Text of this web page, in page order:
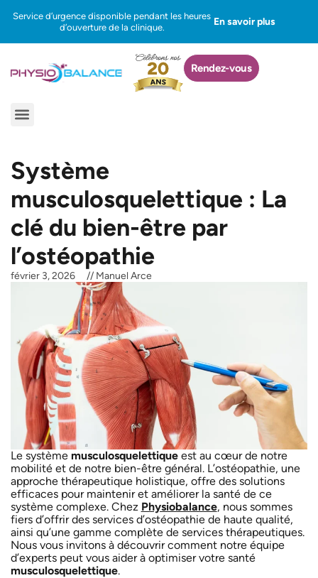
contenu
Service d’urgence disponible pendant les heures
d’ouverture de la clinique.
En savoir plus
Rendez-vous
Menu
Système
musculosquelettique : La
clé du bien-être par
l’ostéopathie
février 3, 2026 //Manuel Arce
Le système musculosquelettiqueest au cœur de notre
mobilité et de notre bien-être général. L’ostéopathie, une
approche thérapeutique holistique, offre des solutions
efficaces pour maintenir et améliorer la santé de ce
système complexe. Chez Physiobalance, nous sommes
fiers d’offrir des services d’ostéopathie de haute qualité,
ainsi qu’une gamme complète de services thérapeutiques.
Nous vous invitons à découvrir comment notre équipe
d’experts peut vous aider à optimiser votre santé
musculosquelettique.